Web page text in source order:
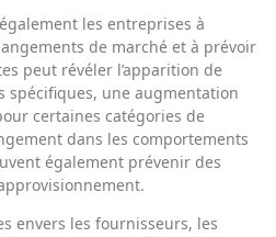
les entreprises à
de marché et à prévoir
peut révéler l’apparition de
spécifiques, une augmentation
certaines catégories de
dans les comportements
également prévenir des
envers les fournisseurs, les